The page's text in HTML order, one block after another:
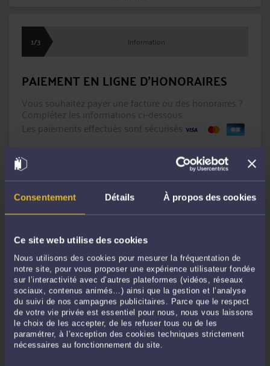
Consentement Détails À propos des cookies
Ce site web utilise des cookies
Nous utilisons des cookies pour mesurer la fréquentation de
notre site, pour vous proposer une expérience utilisateur fondée
sur l’interactivité avec d’autres plateformes (vidéos, réseaux
sociaux, contenus animés…) ainsi que la gestion et l’analyse
du suivi de nos campagnes publicitaires. Parce que le respect
de votre vie privée est essentiel pour nous, nous vous laissons
le choix de les accepter, de les refuser tous ou de les
paramétrer, à l’exception des cookies techniques strictement
nécessaires au fonctionnement du site.
1/3 Information
PAIEMENT EN LIGNE D'HONORAIRES
Vous souhaitez payer une facture ou des honoraires ?
Complétez les informations ci-dessous.
Les paiements effectués sont sécurisés
Référence du paiement :
Message(facultatif)
CONTINUER